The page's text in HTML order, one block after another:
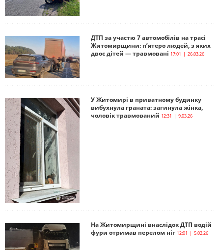
ДТП за участю 7 автомобілів на трасі
Житомирщини: п’ятеро людей, з яких
двоє дітей — травмовані 17:01 | 26.03.26
У Житомирі в приватному будинку
вибухнула граната: загинула жінка,
чоловік травмований 12:31 | 9.03.26
На Житомирщині внаслідок ДТП водій
фури отримав перелом ніг 12:01 | 5.02.26